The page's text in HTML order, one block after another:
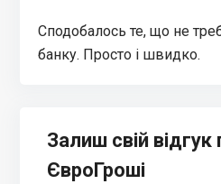
Сподобалось те, що не
банку. Просто i швидко.
Залиш свій
ЄвроГроші